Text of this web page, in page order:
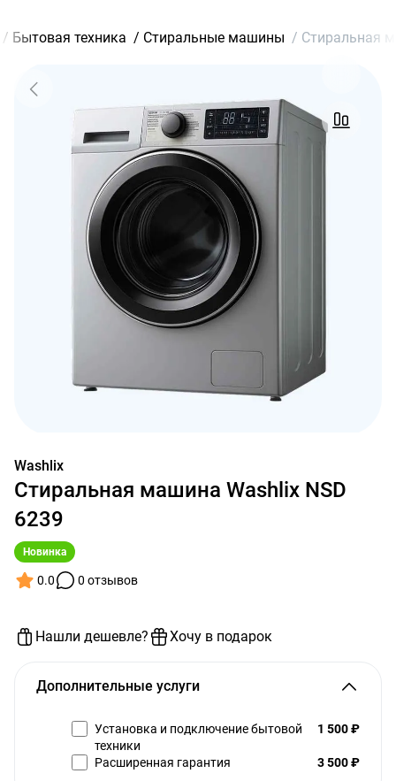
/ Бытовая техника / Стиральные машины / Стиральная
Washlix
Стиральная машина Washlix NSD
6239
Новинка
0.0 0 отзывов
Нашли дешевле? Хочу в подарок
Дополнительные услуги
Установка и подключение бытовой
техники
1 500 ₽
Расширенная гарантия 3 500 ₽